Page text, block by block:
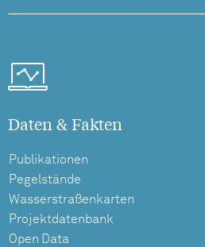
Daten & Fakten
Publikationen
Pegelstände
Wasserstraßenkarten
Projektdatenbank
Open Data